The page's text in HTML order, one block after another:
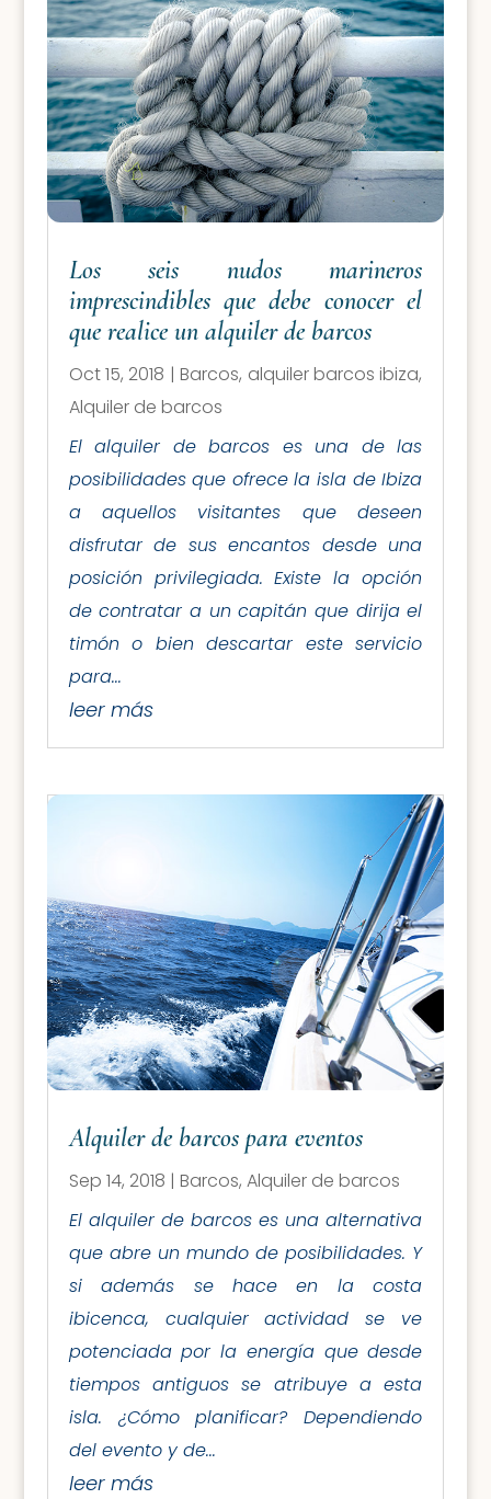
Los seis nudos marineros
imprescindibles que debe conocer el
que realice un alquiler de barcos
Oct 15, 2018 |Barcos, alquiler barcos ibiza,
Alquiler de barcos
El alquiler de barcos es una de las
posibilidades que ofrece la isla de Ibiza
a aquellos visitantes que deseen
disfrutar de sus encantos desde una
posición privilegiada. Existe la opción
de contratar a un capitán que dirija el
timón o bien descartar este servicio
para...
leer más
Alquiler de barcos para eventos
Sep 14, 2018 | Barcos, Alquiler de barcos
El alquiler de barcos es una alternativa
que abre un mundo de posibilidades. Y
si además se hace en la costa
ibicenca, cualquier actividad se ve
potenciada por la energía que desde
tiempos antiguos se atribuye a esta
isla. ¿Cómo planificar? Dependiendo
del evento y de...
leer más